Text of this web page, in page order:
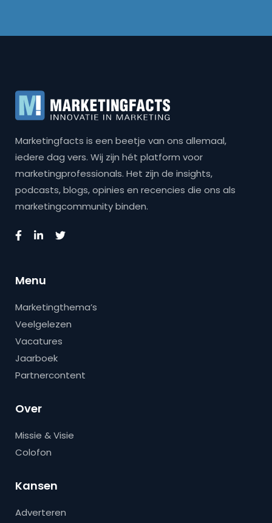
Marketingfacts is een beetje van ons allemaal,
iedere dag vers. Wij zijn hét platform voor
marketingprofessionals. Het zijn de insights,
podcasts, blogs, opinies en recencies die ons als
marketingcommunity binden.
Menu
Marketingthema’s
Veelgelezen
Vacatures
Jaarboek
Partnercontent
Over
Missie & Visie
Colofon
Kansen
Adverteren